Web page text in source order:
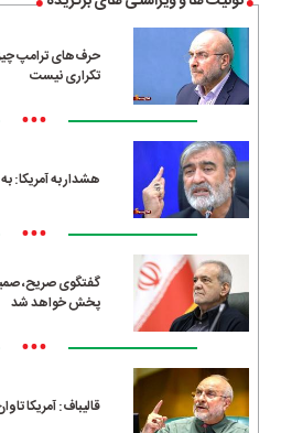
حرف‌های ترامپ
تکراری نیست
•••
هشدار به آمریکا:
•••
گفتگوی صریح،
پخش خواهد شد
•••
قالیباف: آمریکا